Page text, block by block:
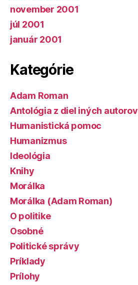
november 2001
júl 2001
január 2001
Kategórie
Adam Roman
Antológia z diel iných autorov
Humanistická pomoc
Humanizmus
Ideológia
Knihy
Morálka
Morálka (Adam Roman)
O politike
Osobné
Politické správy
Príklady
Prílohy